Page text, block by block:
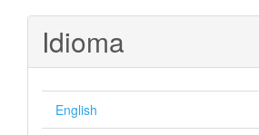
Idioma
English